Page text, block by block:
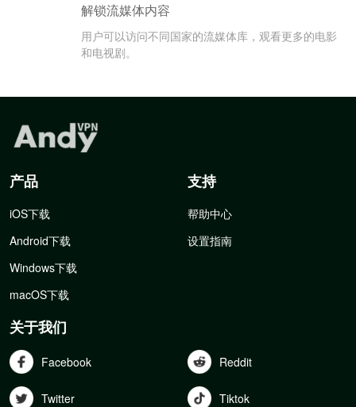
解锁流媒体内容
用户可以访问不同国家的流媒体库，观看更多的电影
和电视剧。
产品
iOS下载
Android下载
Windows下载
macOS下载
支持
帮助中心
设置指南
关于我们
Facebook Reddit
Twitter Tiktok